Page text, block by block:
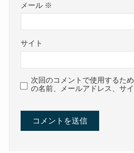
メール ※
サイト
次回のコメントで使用するた
の名前、メールアドレス、サイ